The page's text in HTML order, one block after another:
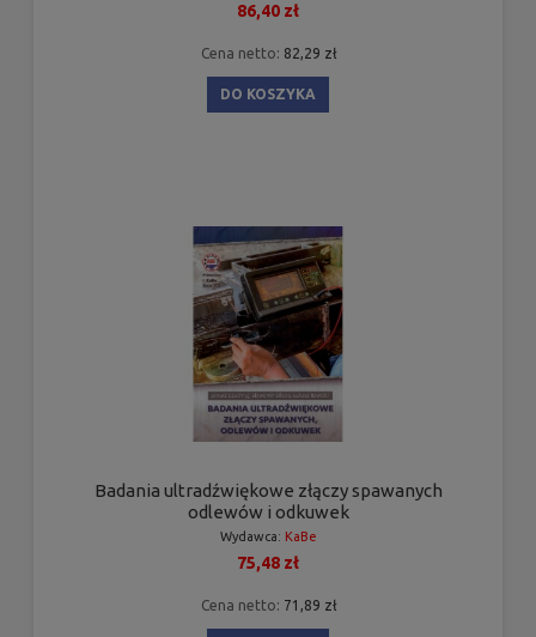
86,40 zł
Cena netto: 82,29 zł
DO KOSZYKA
Badania ultradźwiękowe złączy spawanych
odlewów i odkuwek
Wydawca: KaBe
75,48 zł
Cena netto: 71,89 zł